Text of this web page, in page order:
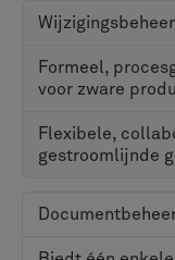
organisaties die
en die absolute
mogelijk meer
bereiken als in